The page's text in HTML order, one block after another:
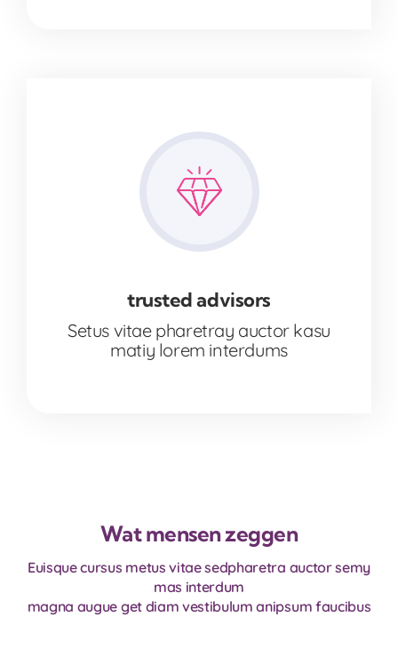
trusted advisors
Setus vitae pharetray auctor kasu
matiy lorem interdums
Wat mensen zeggen
Euisque cursus metus vitae sedpharetra auctor semy
mas interdum
magna augue get diam vestibulum anipsum faucibus